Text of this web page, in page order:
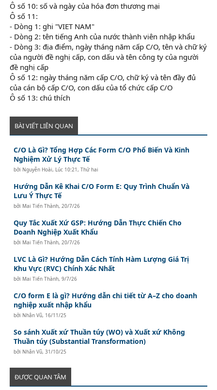
Ô số 10: số và ngày của hóa đơn thương mại
Ô số 11:
- Dòng 1: ghi "VIET NAM"
- Dòng 2: tên tiếng Anh của nước thành viên nhập khẩu
- Dòng 3: địa điểm, ngày tháng năm cấp C/O, tên và chữ ký
của người đề nghị cấp, con dấu và tên công ty của người
đề nghị cấp
Ô số 12: ngày tháng năm cấp C/O, chữ ký và tên đầy đủ
của cán bộ cấp C/O, con dấu của tổ chức cấp C/O
Ô số 13: chú thích
BÀI VIẾT LIÊN QUAN
C/O Là Gì? Tổng Hợp Các Form C/O Phổ Biến Và Kinh
Nghiệm Xử Lý Thực Tế
bởi Nguyễn Hoài, Lúc 10:21, Thứ hai
Hướng Dẫn Kê Khai C/O Form E: Quy Trình Chuẩn Và
Lưu Ý Thực Tế
bởi Mai Tiến Thành, 20/7/26
Quy Tắc Xuất Xứ GSP: Hướng Dẫn Thực Chiến Cho
Doanh Nghiệp Xuất Khẩu
bởi Mai Tiến Thành, 20/7/26
LVC Là Gì? Hướng Dẫn Cách Tính Hàm Lượng Giá Trị
Khu Vực (RVC) Chính Xác Nhất
bởi Mai Tiến Thành,9/7/26
C/O form E là gì? Hướng dẫn chi tiết từ A–Z cho doanh
nghiệp xuất nhập khẩu
bởi Nhân Vũ, 16/11/25
So sánh Xuất xứ Thuần túy (WO) và Xuất xứ Không
Thuần túy (Substantial Transformation)
bởi Nhân Vũ,31/10/25
ĐƯỢC QUAN TÂM